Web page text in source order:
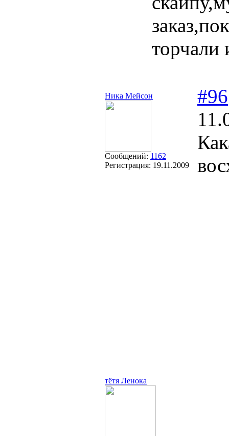
торчали
Ника Мейсон
Сообщений: 1162
Регистрация: 19.11.2009
#96
тётя Ленока